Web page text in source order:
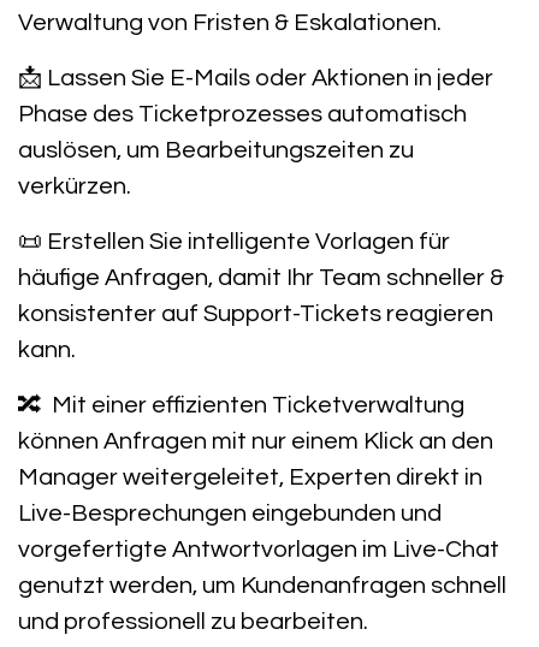
Verwaltung von Fristen & Eskalationen.
📩 Lassen Sie E-Mails oder Aktionen in jeder
Phase des Ticketprozesses automatisch
auslösen, um Bearbeitungszeiten zu
verkürzen.
📜 Erstellen Sie intelligente Vorlagen für
häufige Anfragen, damit Ihr Team schneller &
konsistenter auf Support-Tickets reagieren
kann.
🔀 Mit einer effizienten Ticketverwaltung
können Anfragen mit nur einem Klick an den
Manager weitergeleitet, Experten direkt in
Live-Besprechungen eingebunden und
vorgefertigte Antwortvorlagen im Live-Chat
genutzt werden, um Kundenanfragen schnell
und professionell zu bearbeiten.